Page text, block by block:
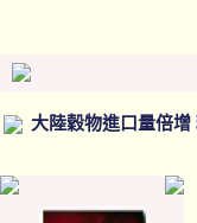
大陸穀物進口量倍